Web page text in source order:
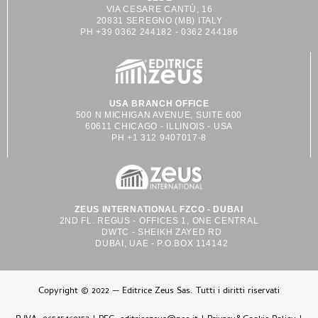
VIA CESARE CANTÙ, 16
20831 SEREGNO (MB) ITALY
PH +39 0362 244182 - 0362 244186
USA BRANCH OFFICE
500 N MICHIGAN AVENUE, SUITE 600
60611 CHICAGO - ILLINOIS - USA
PH +1 312 9407017-8
ZEUS INTERNATIONAL FZCO - DUBAI
2ND FL. REGUS - OFFICES 1, ONE CENTRAL
DWTC - SHEIKH ZAYED RD
DUBAI, UAE - P.O.BOX 114142
Copyright © 2022 — Editrice Zeus Sas. Tutti i diritti riservati